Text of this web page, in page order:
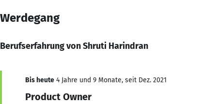
Werdegang
Berufserfahrung von Shruti Harindran
Bis heute 4 Jahre und 9 Monate, seit Dez. 2021
Product Owner